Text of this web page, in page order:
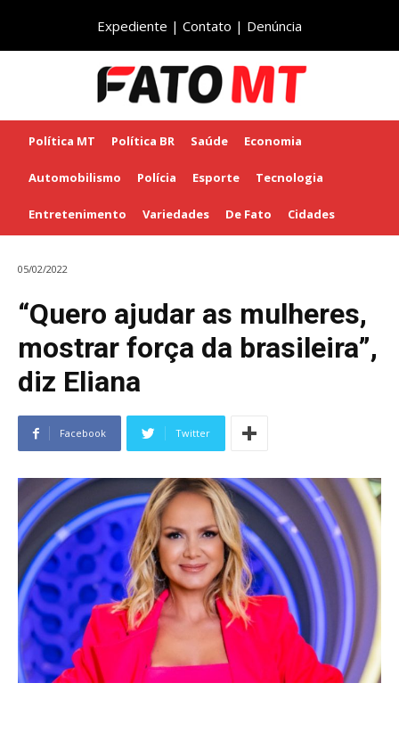
Expediente | Contato | Denúncia
Política MT Política BR Saúde Economia
Automobilismo Polícia Esporte Tecnologia
Entretenimento Variedades De Fato Cidades
05/02/2022
“Quero ajudar as mulheres,
mostrar força da brasileira”,
diz Eliana
Facebook Twitter